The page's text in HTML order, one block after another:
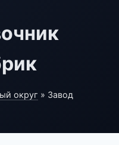
округ » Завод